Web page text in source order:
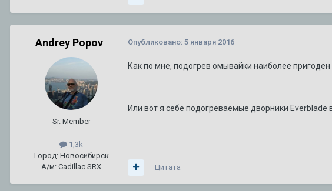
Andrey Popov
Sr. Member
1,3k
Город: Новосибирск
А/м: Cadillac SRX
Опубликовано: 5 января 2016
Как по мне, подогрев омывайки наиболее
Или вот я себе подогреваемые дворники Everblade
Цитата